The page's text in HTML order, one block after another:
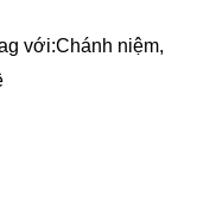
với:Chánh niệm,